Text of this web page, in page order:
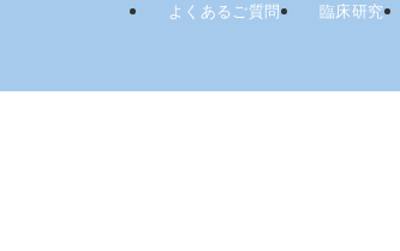
よくあるご質問
臨床研究